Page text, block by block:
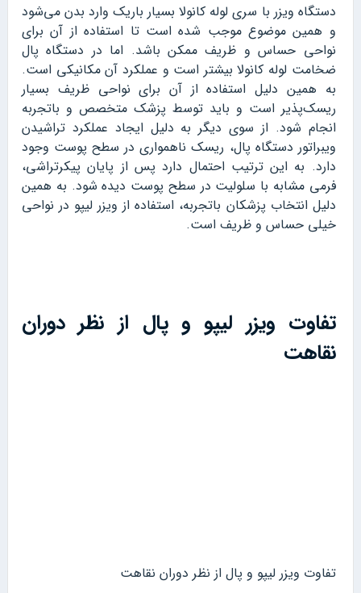
دستگاه ویزر با سری لوله کانولا بسیار باریک وارد بدن می‌شود
و همین موضوع موجب شده است تا استفاده از آن برای
نواحی حساس و ظریف ممکن باشد. اما در دستگاه پال
ضخامت لوله کانولا بیشتر است و عملکرد آن مکانیکی است.
به همین دلیل استفاده از آن برای نواحی ظریف بسیار
ریسک‌پذیر است و باید توسط پزشک متخصص و باتجربه
انجام شود. از سوی دیگر به دلیل ایجاد عملکرد تراشیدن
ویبراتور دستگاه پال، ریسک ناهمواری در سطح پوست وجود
دارد. به این ترتیب احتمال دارد پس از پایان پیکرتراشی،
فرمی مشابه با سلولیت در سطح پوست دیده شود. به همین
دلیل انتخاب پزشکان باتجربه، استفاده از ویزر لیپو در نواحی
خیلی حساس و ظریف است.
تفاوت ویزر لیپو و پال از نظر دوران
نقاهت
تفاوت ویزر لیپو و پال از نظر دوران نقاهت